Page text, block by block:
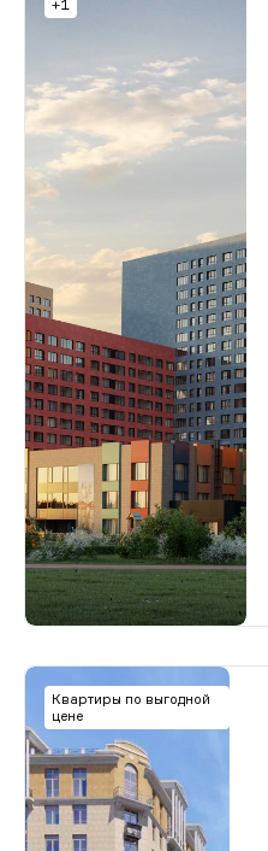
+1
Квартиры по выгодной
цене